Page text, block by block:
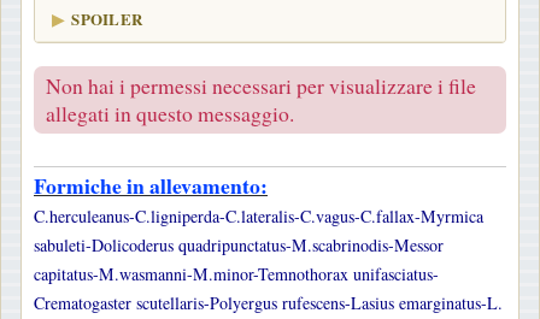
SPOILER
Non hai i permessi necessari per visualizzare i file
allegati in questo messaggio.
Formiche in allevamento:
C.herculeanus-C.ligniperda-C.lateralis-C.vagus-C.fallax-Myrmica
sabuleti-Dolicoderus quadripunctatus-M.scabrinodis-Messor
capitatus-M.wasmanni-M.minor-Temnothorax unifasciatus-
Crematogaster scutellaris-Polyergus rufescens-Lasius emarginatus-L.